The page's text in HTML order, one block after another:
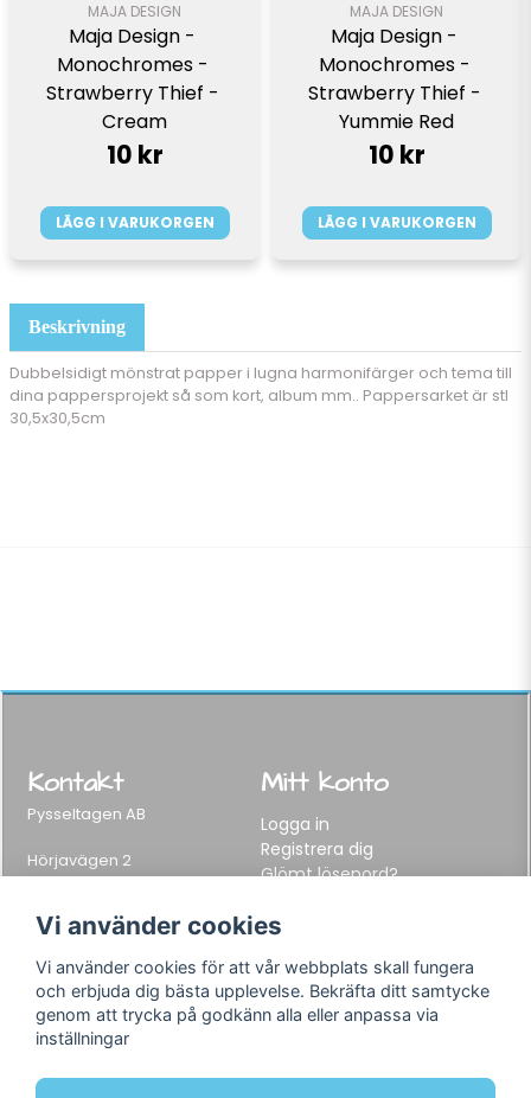
Beskrivning
Dubbelsidigt mönstrat papper i lugna harmonifärger och tema till
dina pappersprojekt så som kort, album mm.. Pappersarket är stl
30,5x30,5cm
MAJA DESIGN
Maja Design -
Monochromes -
Strawberry Thief -
Cream
10 kr
LÄGG I VARUKORGEN
MAJA DESIGN
Maja Design -
Monochromes -
Strawberry Thief -
Yummie Red
10 kr
LÄGG I VARUKORGEN
Kontakt
Pysseltagen AB
Hörjavägen 2
282 34 Tyringe, Sweden
E-post:info@pysseltagen.se
Mitt konto
Logga in
Registrera dig
Glömt lösenord?
Info
Varumärken
Om oss
Följ oss
Vi använder cookies
Vi använder cookies för att vår webbplats skall fungera
och erbjuda dig bästa upplevelse. Bekräfta ditt samtycke
genom att trycka på godkänn alla eller anpassa via
inställningar